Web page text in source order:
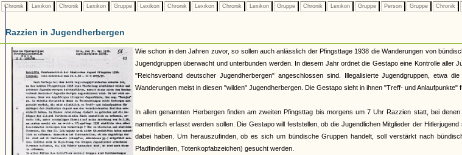
Chronik Lexikon Chronik Lexikon Gruppe Lexikon Chronik Lexikon Chronik Lexikon Gruppe Chronik Lexikon Gruppe Person Gruppe Chronik
Razzien in Jugendherbergen
Wie schon in den Jahren zuvor, so sollen auch anlässlich der Pfingsttage 1938 die Wanderungen von
Jugendgruppen überwacht und unterbunden werden. In diesem Jahr ordnet die Gestapo eine Kontrolle aller
"Reichsverband deutscher Jugendherbergen" angeschlossen sind. Illegalisierte Jugendgruppen, etwa
Wanderungen meist in diesen "wilden" Jugendherbergen. Die Gestapo sieht in ihnen "Treff- und Anlaufpunkte"
In allen genannten Herbergen finden am zweiten Pfingsttag bis morgens um 7 Uhr Razzien statt, bei
namentlich erfasst werden sollen. Die Gestapo will feststellen, ob die Jugendlichen Mitglieder der
dabei haben. Um herauszufinden, ob es sich um bündische Gruppen handelt, soll verstärkt nach
Pfadfinderlilien, Totenkopfabzeichen) gesucht werden.